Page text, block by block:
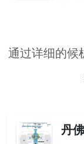
通过详细的候
丹